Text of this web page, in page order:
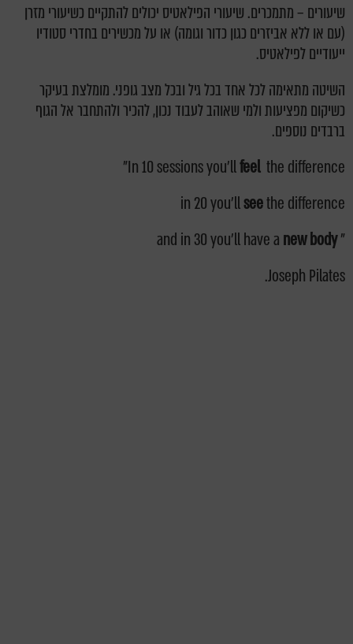
שיעורים – מתמכרים. שיעורי הפילאטיס יכולים להתקיים כשיעורי מזרן
(עם או ללא אביזרים כגון כדור וגומה) או על מכשירים בחדרי סטודיו
ייעודיים לפילאטיס.
השיטה מתאימה לכל אחד בכל גיל ובכל מצב גופני. מומלצת בעיקר
כשיקום מפציעות ולמי שאוהב לעבוד נכון, להכיר ולהתחבר אל הגוף
ברבדים נוספים.
In 10 sessions you'llfeelthe difference"
in 20 you'llseethe difference
" and in 30 you'll have a
new body
Joseph Pilates.